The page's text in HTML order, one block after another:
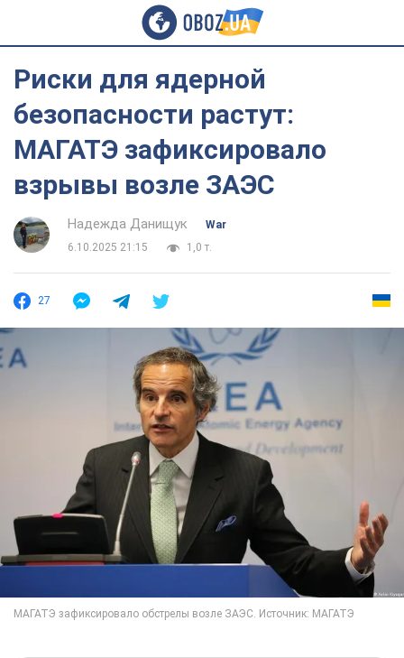
Риски для ядерной
безопасности растут:
МАГАТЭ зафиксировало
взрывы возле ЗАЭС
Надежда Данищук
War
6.10.2025 21:15
1,0 т.
27